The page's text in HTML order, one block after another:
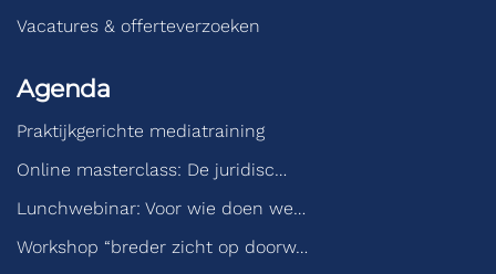
Vacatures & offerteverzoeken
Agenda
Praktijkgerichte mediatraining
Online masterclass: De juridisc…
Lunchwebinar: Voor wie doen we…
Workshop “breder zicht op doorw…